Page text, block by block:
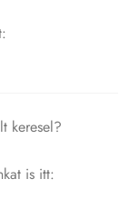
keresel?
is itt: